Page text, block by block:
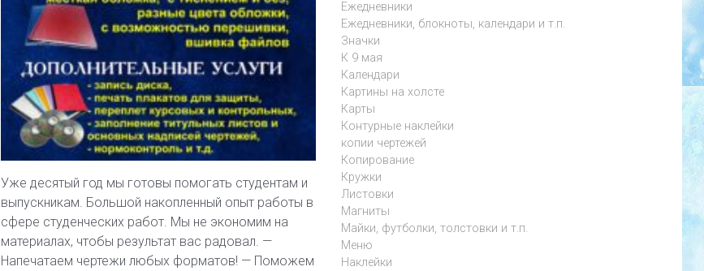
Уже десятый год мы готовы помогать студентам и
выпускникам. Большой накопленный опыт работы в
сфере студенческих работ. Мы не экономим на
материалах, чтобы результат вас радовал. —
Напечатаем чертежи любых форматов! — Поможем
Ежедневники
Ежедневники, блокноты, календари и т.п.
Значки
К 9 мая
Календари
Картины на холсте
Карты
Контурные наклейки
копии чертежей
Копирование
Кружки
Листовки
Магниты
Майки, футболки, толстовки и т.п.
Меню
Наклейки